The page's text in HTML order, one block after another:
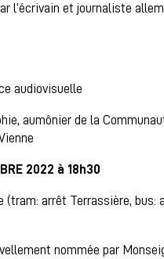
l’écrivain et journaliste
audiovisuelle
aumônier de la
2022 à 18h30
(tram: arrêt Terrassière, bus:
nommée par